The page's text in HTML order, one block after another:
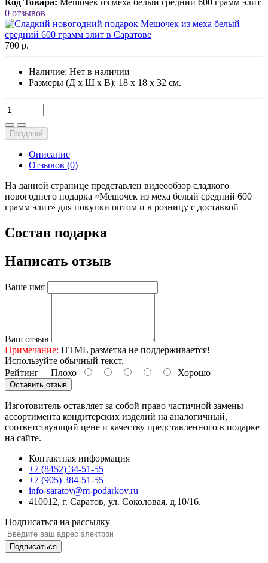
Код Товара: Мешочек из меха белый средний 600 грамм элит
0 отзывов
700 р.
Наличие: Нет в наличии
Размеры (Д х Ш х В): 18 х 18 х 32 см.
Продано!
Описание
Отзывов (0)
На данной странице представлен видеообзор сладкого
новогоднего подарка «Мешочек из меха белый средний 600
грамм элит» для покупки оптом и в розницу с доставкой
Состав подарка
Написать отзыв
Ваше имя
Ваш отзыв
Примечание: HTML разметка не поддерживается!
Используйте обычный текст.
Рейтинг Плохо Хорошо
Оставить отзыв
Изготовитель оставляет за собой право частичной замены
ассортимента кондитерских изделий на аналогичный,
соответствующий цене и качеству представленного в подарке
на сайте.
Контактная информация
+7 (8452) 34-51-55
+7 (905) 384-51-55
info-saratov@m-podarkov.ru
410012, г. Саратов, ул. Соколовая, д.10/16.
Подписаться на рассылку
Подписаться